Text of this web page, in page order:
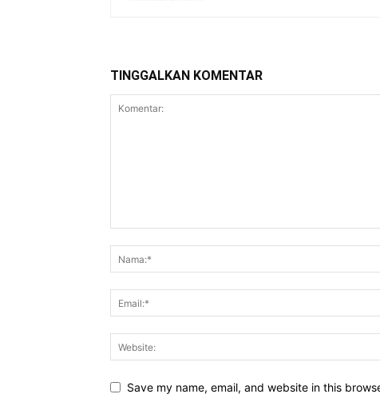
TINGGALKAN KOMENTAR
Save my name, email, and website in this